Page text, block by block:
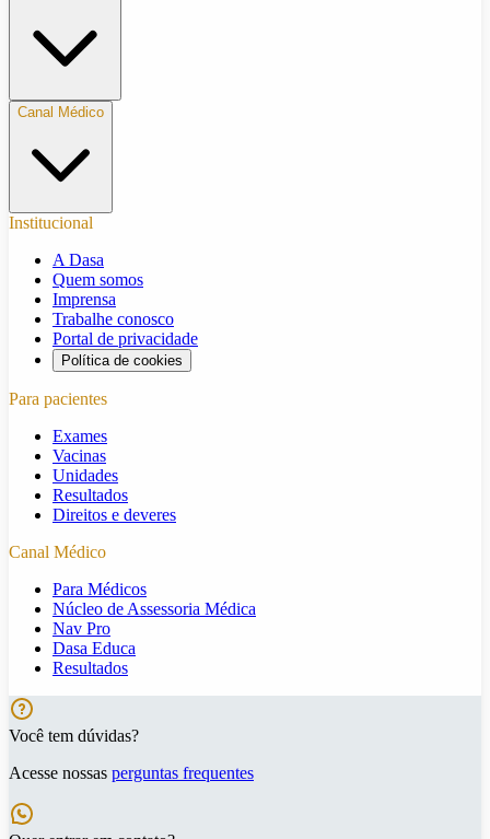
Canal Médico
Institucional
A Dasa
Quem somos
Imprensa
Trabalhe conosco
Portal de privacidade
Política de cookies
Para pacientes
Exames
Vacinas
Unidades
Resultados
Direitos e deveres
Canal Médico
Para Médicos
Núcleo de Assessoria Médica
Nav Pro
Dasa Educa
Resultados
Você tem dúvidas?
Acesse nossas perguntas frequentes